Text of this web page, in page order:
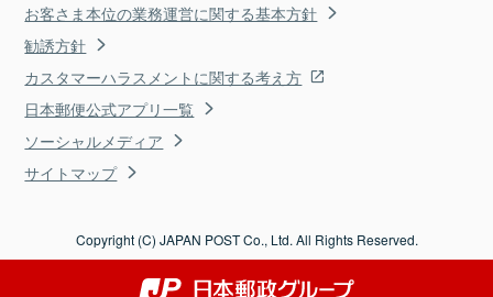
お客さま本位の業務運営に関する基本方針
勧誘方針
カスタマーハラスメントに関する考え方
日本郵便公式アプリ一覧
ソーシャルメディア
サイトマップ
Copyright (C) JAPAN POST Co., Ltd. All Rights Reserved.